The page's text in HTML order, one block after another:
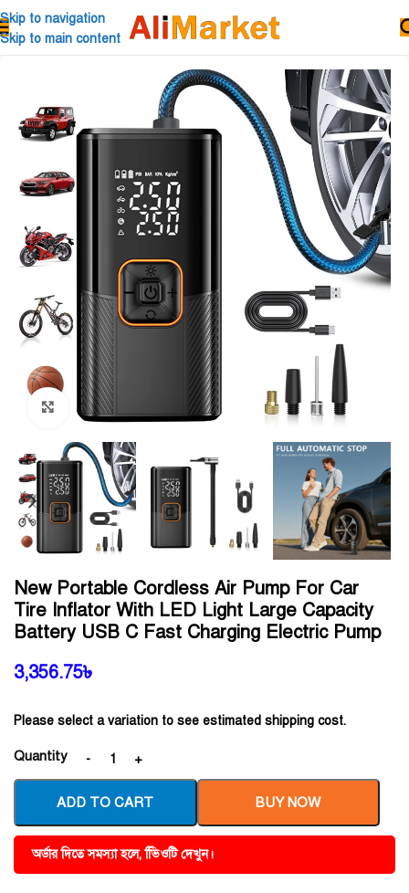
Skip to navigation
Skip to main content
Click to enlarge
New Portable Cordless Air Pump For Car
Tire Inflator With LED Light Large Capacity
Battery USB C Fast Charging Electric Pump
3,356.75৳
Please select a variation to see estimated shipping cost.
Quantity
ADD TO CART BUY NOW
অর্ডার দিতে সমস্যা হলে, ভিিওটি দেখুন।